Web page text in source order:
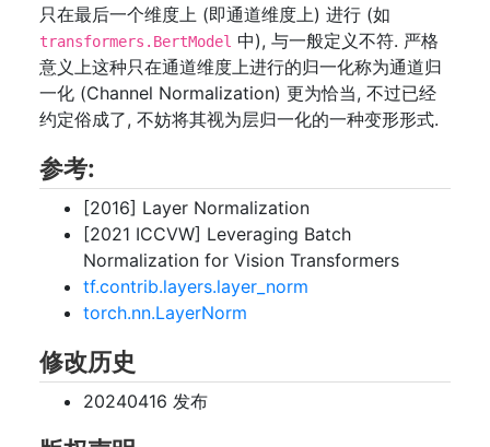
只在最后一个维度上 (即通道维度上) 进行 (如
transformers.BertModel 中), 与一般定义不符. 严格
意义上这种只在通道维度上进行的归一化称为通道归
一化 (Channel Normalization) 更为恰当, 不过已经
约定俗成了, 不妨将其视为层归一化的一种变形形式.
参考:
[2016] Layer Normalization
[2021 ICCVW] Leveraging Batch
Normalization for Vision Transformers
tf.contrib.layers.layer_norm
torch.nn.LayerNorm
修改历史
20240416 发布